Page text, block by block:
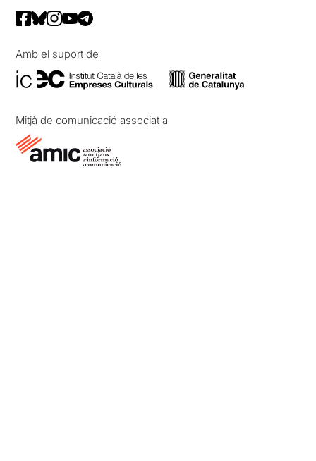
Amb el suport de
Mitjà de comunicació associat a